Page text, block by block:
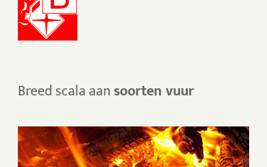
Breed scala aansoorten vuur